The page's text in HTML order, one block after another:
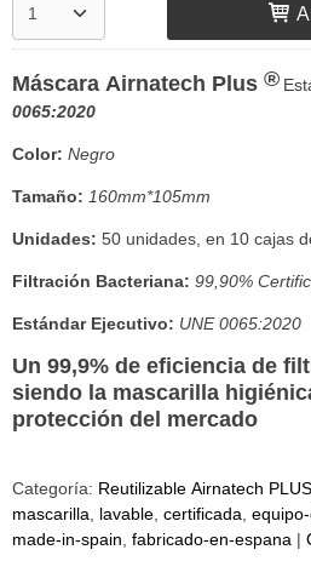
Máscara Airnatech Plus ®
0065:2020
Color: Negro
Tamaño: 160mm*105mm
Unidades: 50 unidades, en 10 cajas
Filtración Bacteriana: 99,90%
Estándar Ejecutivo: UNE 0065:2020
Un 99,9% de eficiencia de
siendo la mascarilla
protección del mercado
Categoría: Reutilizable Airnatech PLUS
mascarilla
lavable certificada
made-in-spain fabricado-en-espana |